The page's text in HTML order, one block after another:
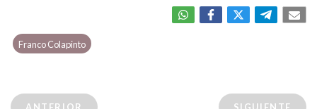
Franco Colapinto